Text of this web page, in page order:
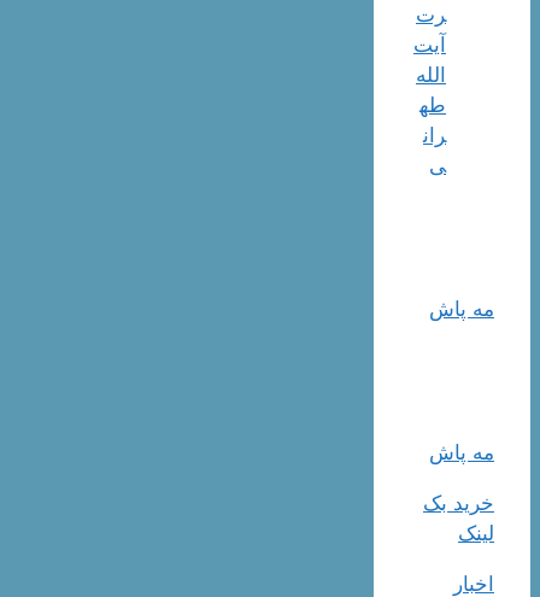
رت
آیت
الله
طه
ران
ی
مه پاش
مه پاش
خرید بک
لینک
اخبار